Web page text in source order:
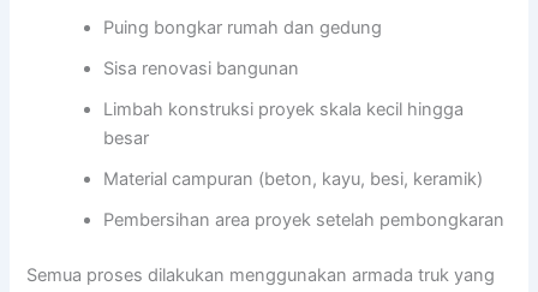
Puing bongkar rumah dan gedung
Sisa renovasi bangunan
Limbah konstruksi proyek skala kecil hingga
besar
Material campuran (beton, kayu, besi, keramik)
Pembersihan area proyek setelah pembongkaran
Semua proses dilakukan menggunakan armada truk yang